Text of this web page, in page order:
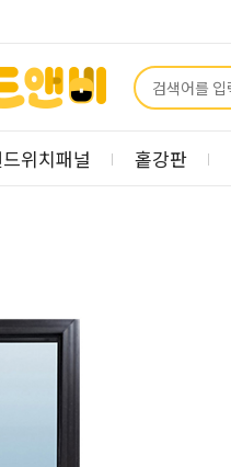
위치패널 홑강판